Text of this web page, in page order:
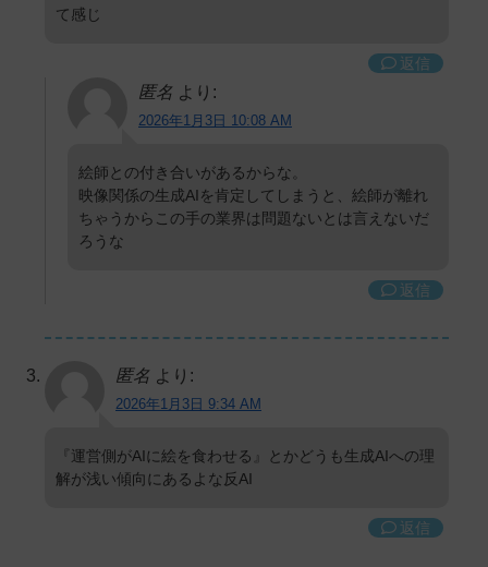
て感じ
返信
匿名 より:
2026年1月3日 10:08 AM
絵師との付き合いがあるからな。
映像関係の生成AIを肯定してしまうと、絵師が離れ
ちゃうからこの手の業界は問題ないとは言えないだ
ろうな
返信
匿名 より:
2026年1月3日 9:34 AM
『運営側がAIに絵を食わせる』とかどうも生成AIへの理
解が浅い傾向にあるよな反AI
返信